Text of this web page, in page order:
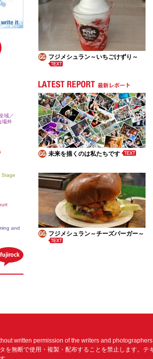
フジメシュラン～いちごけずり～
未来を描くのは私たちです
フジメシュラン～チーズバーガー～
域／
場外
Stage
and
written permission of the writers and
を無断で使用・複製・配布することを禁止します。テ